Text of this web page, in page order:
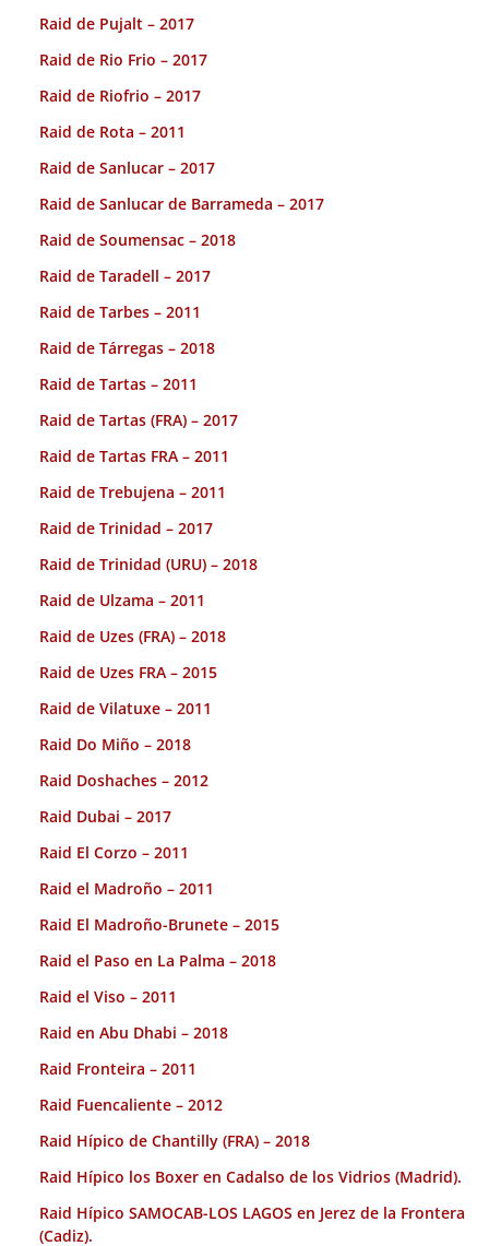
Raid de Pujalt – 2017
Raid de Rio Frio – 2017
Raid de Riofrio – 2017
Raid de Rota – 2011
Raid de Sanlucar – 2017
Raid de Sanlucar de Barrameda – 2017
Raid de Soumensac – 2018
Raid de Taradell – 2017
Raid de Tarbes – 2011
Raid de Tárregas – 2018
Raid de Tartas – 2011
Raid de Tartas (FRA) – 2017
Raid de Tartas FRA – 2011
Raid de Trebujena – 2011
Raid de Trinidad – 2017
Raid de Trinidad (URU) – 2018
Raid de Ulzama – 2011
Raid de Uzes (FRA) – 2018
Raid de Uzes FRA – 2015
Raid de Vilatuxe – 2011
Raid Do Miño – 2018
Raid Doshaches – 2012
Raid Dubai – 2017
Raid El Corzo – 2011
Raid el Madroño – 2011
Raid El Madroño-Brunete – 2015
Raid el Paso en La Palma – 2018
Raid el Viso – 2011
Raid en Abu Dhabi – 2018
Raid Fronteira – 2011
Raid Fuencaliente – 2012
Raid Hípico de Chantilly (FRA) – 2018
Raid Hípico los Boxer en Cadalso de los Vidrios (Madrid).
Raid Hípico SAMOCAB-LOS LAGOS en Jerez de la Frontera
(Cadiz).